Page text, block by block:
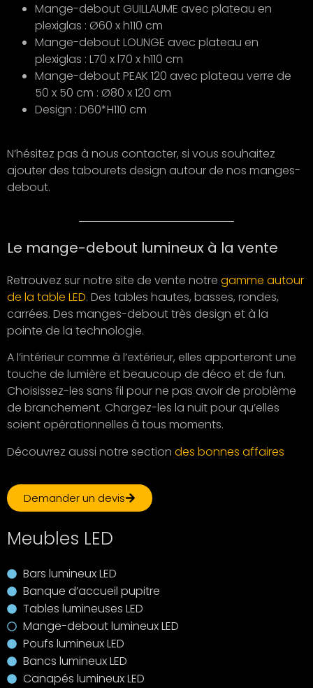
Mange-debout GUILLAUME avec plateau en
plexiglas : Ø60 x h110 cm
Mange-debout LOUNGE avec plateau en
plexiglas : L70 x l70 x h110 cm
Mange-debout PEAK 120 avec plateau verre de
50 x 50 cm : Ø80 x 120 cm
Design : D60*H110 cm
N’hésitez pas à nous contacter, si vous souhaitez
ajouter des tabourets design autour de nos manges-
debout.
Le mange-debout lumineux à la vente
Retrouvez sur notre site de vente notre gamme autour
de la table LED. Des tables hautes, basses, rondes,
carrées. Des manges-debout très design et à la
pointe de la technologie.
A l’intérieur comme à l’extérieur, elles apporteront une
touche de lumière et beaucoup de déco et de fun.
Choisissez-les sans fil pour ne pas avoir de problème
de branchement. Chargez-les la nuit pour qu’elles
soient opérationnelles à tous moments.
Découvrez aussi notre section des bonnes affaires
Demander un devis
Meubles LED
Bars lumineux LED
Banque d’accueil pupitre
Tables lumineuses LED
Mange-debout lumineux LED
Poufs lumineux LED
Bancs lumineux LED
Canapés lumineux LED